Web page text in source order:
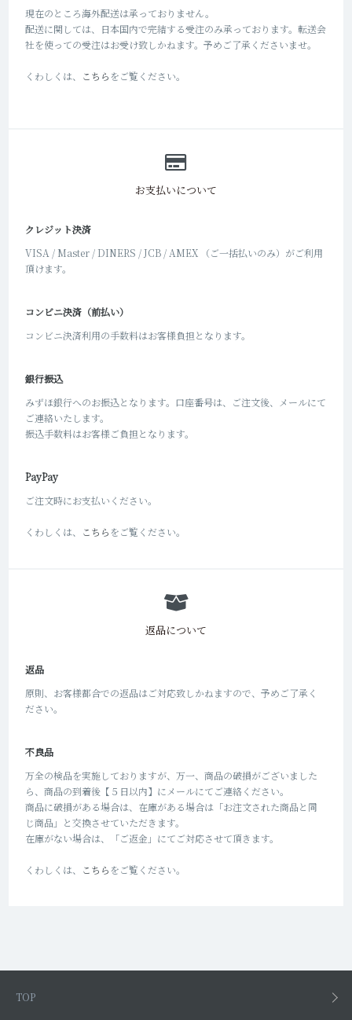
現在のところ海外配送は承っておりません。
配送に関しては、日本国内で完結する受注のみ承っております。転送会
社を使っての受注はお受け致しかねます。予めご了承くださいませ。
くわしくは、 こちらをご覧ください。
お支払いについて
クレジット決済
VISA / Master / DINERS / JCB / AMEX （ご一括払いのみ）がご利用
頂けます。
コンビニ決済（前払い）
コンビニ決済利用の手数料はお客様負担となります。
銀行振込
みずほ銀行へのお振込となります。口座番号は、ご注文後、メールにて
ご連絡いたします。
振込手数料はお客様ご負担となります。
PayPay
ご注文時にお支払いください。
くわしくは、 こちらをご覧ください。
返品について
返品
原則、お客様都合での返品はご対応致しかねますので、予めご了承く
ださい。
不良品
万全の検品を実施しておりますが、万一、商品の破損がございました
ら、商品の到着後【５日以内】にメールにてご連絡ください。
商品に破損がある場合は、在庫がある場合は「お注文された商品と同
じ商品」と交換させていただきます。
在庫がない場合は、「ご返金」にてご対応させて頂きます。
くわしくは、 こちらをご覧ください。
TOP